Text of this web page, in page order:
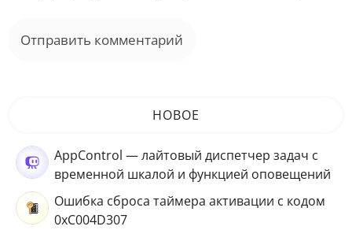
НОВОЕ
AppControl — лайтовый диспетчер задач с
временной шкалой и функцией оповещений
Ошибка сброса таймера активации с кодом
0xC004D307